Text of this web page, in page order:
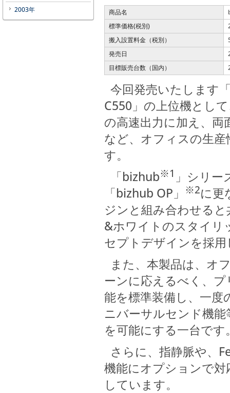
商品名
標準価格(税別)
搬入設置料金（税別）
発売日
目標販売台数（国内）
今回発売いたします
C550」の上位機とし
の高速出力に加え、両
など、オフィスの生
す。
「bizhub※1 」シリ
「bizhub OP」 ※2に更
ジンと組み合わせる
&ホワイトのスタイリ
セプトデザインを採
また、本製品は、オ
ーンに応えるべく、
能を標準装備し、一度
ニバーサルセンド機
を可能にする一台です
さらに、指静脈や、
機能にオプションで
しています。
2003年